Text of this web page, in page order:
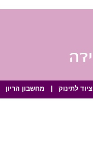
מחשבון הריון ציוד לתינוק